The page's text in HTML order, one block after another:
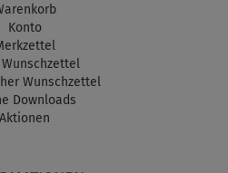
Konto
Wunschzettel
Downloads
Aktionen